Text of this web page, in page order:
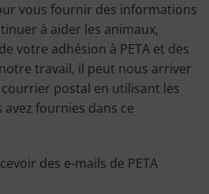
vous fournir des informations
à aider les animaux,
votre adhésion à PETA et des
travail, il peut nous arriver
postal en utilisant les
fournies dans ce
des e-mails de PETA